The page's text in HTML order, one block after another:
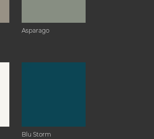
Asparago
Blu Storm